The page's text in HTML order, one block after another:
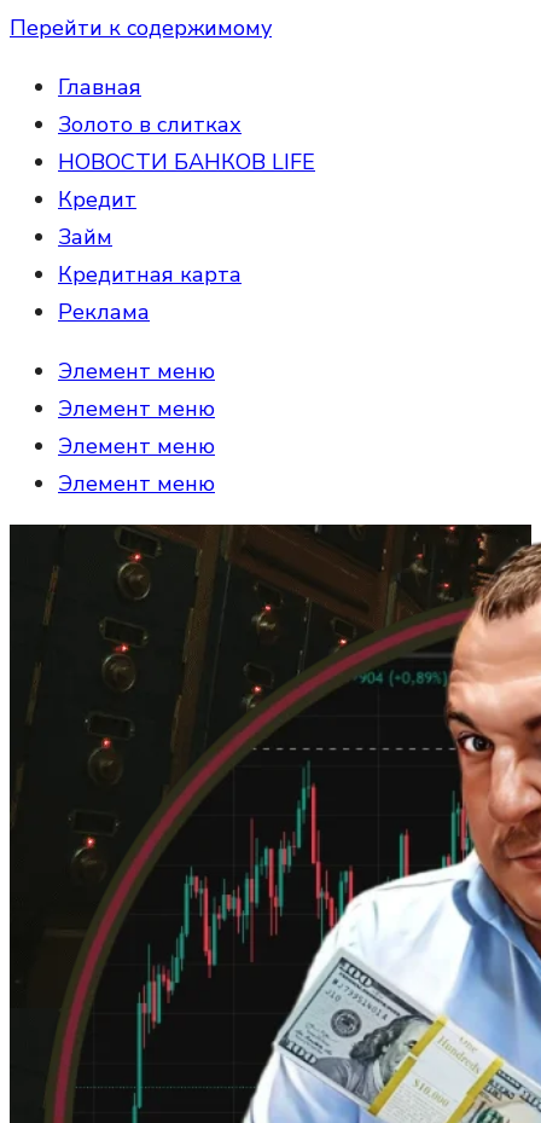
Перейти к содержимому
Главная
Золото в слитках
НОВОСТИ БАНКОВ LIFE
Кредит
Займ
Кредитная карта
Реклама
Элемент меню
Элемент меню
Элемент меню
Элемент меню